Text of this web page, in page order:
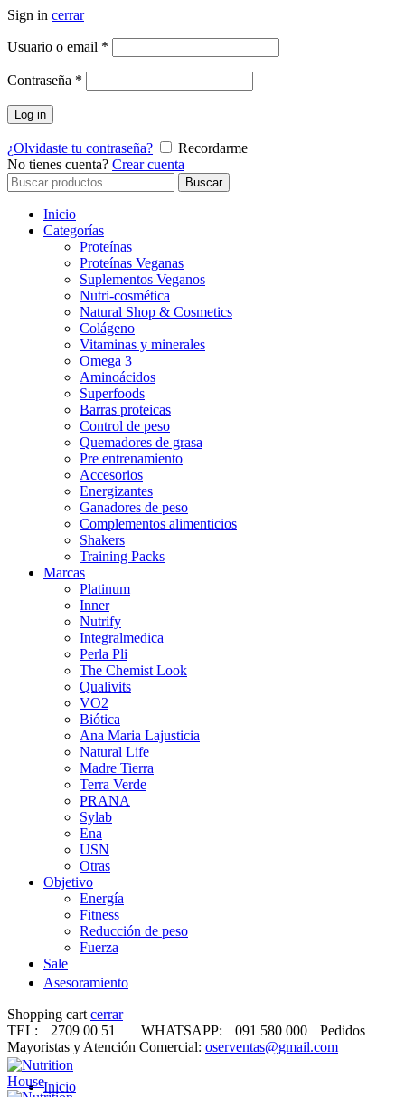
Sign in cerrar
Usuario o email *
Contraseña *
Log in
¿Olvidaste tu contraseña?
Recordarme
No tienes cuenta? Crear cuenta
Buscar
por
Buscar
Inicio
Categorías
Proteínas
Proteínas Veganas
Suplementos Veganos
Nutri-cosmética
Natural Shop & Cosmetics
Colágeno
Vitaminas y minerales
Omega 3
Aminoácidos
Superfoods
Barras proteicas
Control de peso
Quemadores de grasa
Pre entrenamiento
Accesorios
Energizantes
Ganadores de peso
Complementos alimenticios
Shakers
Training Packs
Marcas
Platinum
Inner
Nutrify
Integralmedica
Perla Pli
The Chemist Look
Qualivits
VO2
Biótica
Ana Maria Lajusticia
Natural Life
Madre Tierra
Terra Verde
PRANA
Sylab
Ena
USN
Otras
Objetivo
Energía
Fitness
Reducción de peso
Fuerza
Sale
Asesoramiento
Shopping cart cerrar
TEL:
2709 00 51 WHATSAPP: 091 580 000
Pedidos
Mayoristas y Atención Comercial: oserventas@gmail.com
Inicio